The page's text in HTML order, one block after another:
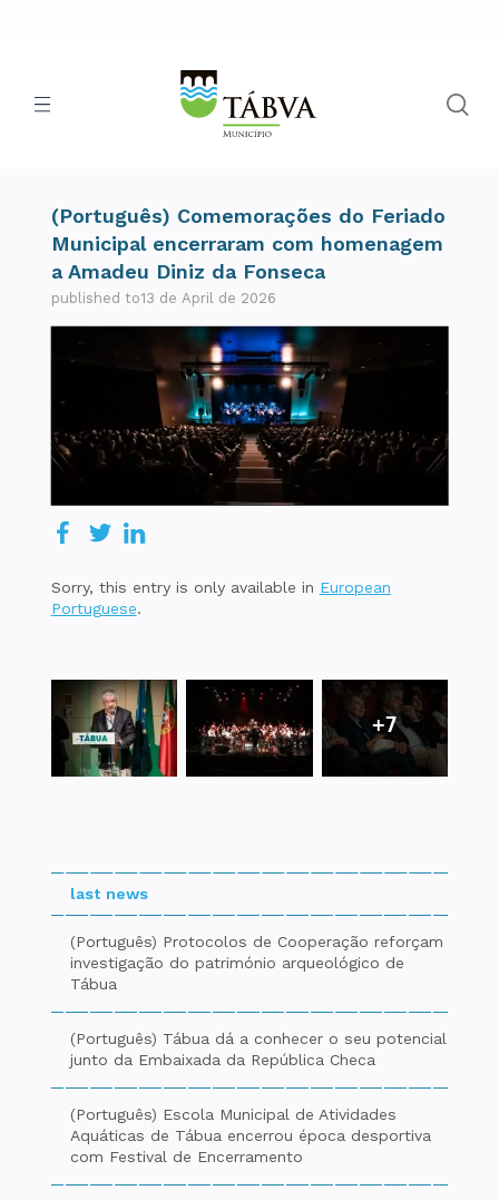
(Português) Comemorações do Feriado
Municipal encerraram com homenagem
a Amadeu Diniz da Fonseca
published to13 de April de 2026
Sorry, this entry is only available in European
Portuguese.
+7
last news
(Português) Protocolos de Cooperação reforçam
investigação do património arqueológico de
Tábua
(Português) Tábua dá a conhecer o seu potencial
junto da Embaixada da República Checa
(Português) Escola Municipal de Atividades
Aquáticas de Tábua encerrou época desportiva
com Festival de Encerramento